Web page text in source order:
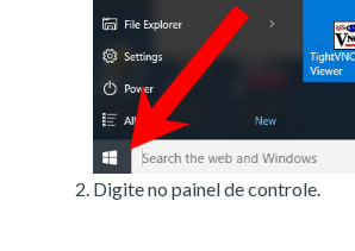
Digite no painel de controle.